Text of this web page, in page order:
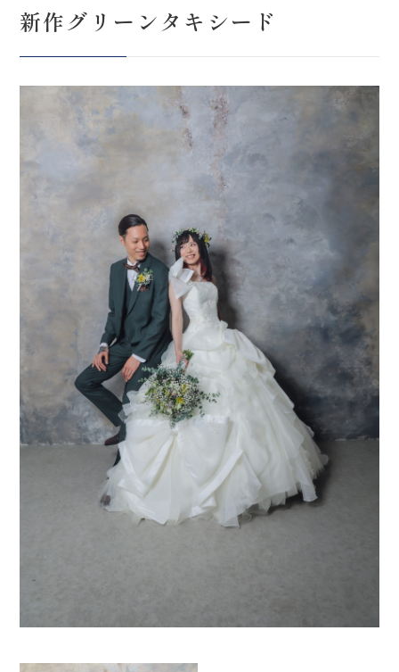
〒963-8041
福島県郡山市富田町権現林9−１
0120-05-7536
Time.10:30 - 18:00（年中無休）
来店のご予約
お問い合わせ
Studio Blog
プライバシーポリシー
新作グリーンタキシード